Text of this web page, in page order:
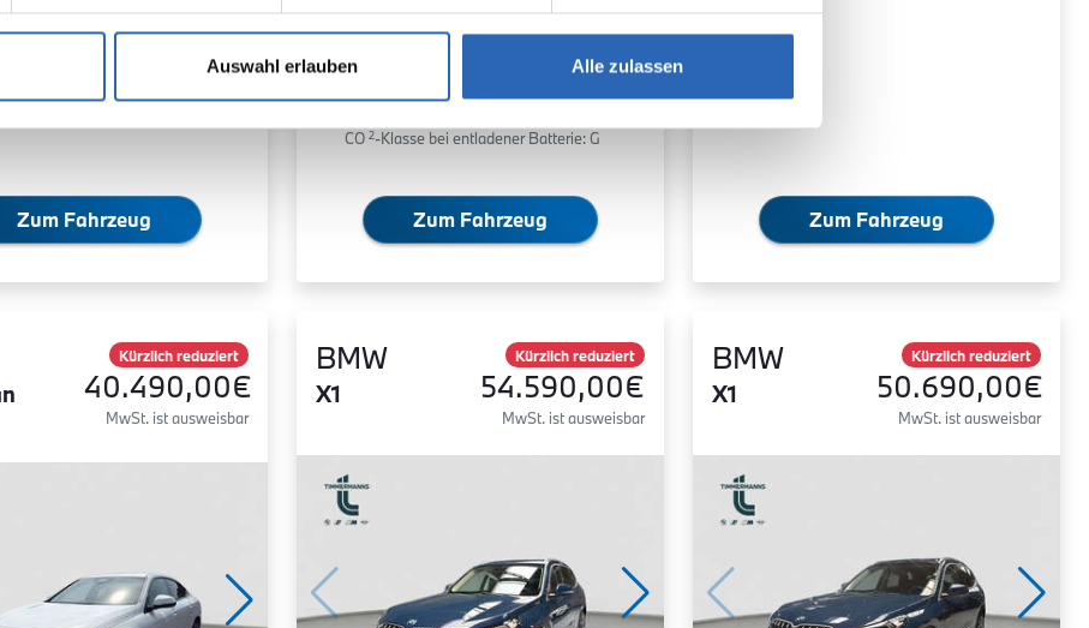
Auswahl erlauben Alle zulassen
Zum Fahrzeug
Elektrische Reichweite kombiniert:
82 km (WLTP)
CO
CO 2-Klasse bei entladener Batterie: G
Zum Fahrzeug Zum Fahrzeug
Kürzlich reduziert
40.490,00€
MwSt. ist ausweisbar
BMW
X1
Kürzlich reduziert
54.590,00€
MwSt. ist ausweisbar
BMW
X1
Kürzlich reduziert
50.690,00€
MwSt. ist ausweisbar